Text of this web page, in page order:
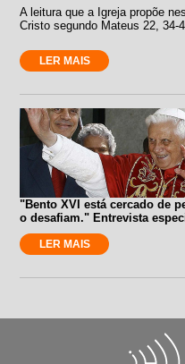
A leitura que a Igreja propõe
Cristo segundo Mateus 22, 34-
LER MAIS
"Bento XVI está cercado de
o desafiam." Entrevista
LER MAIS